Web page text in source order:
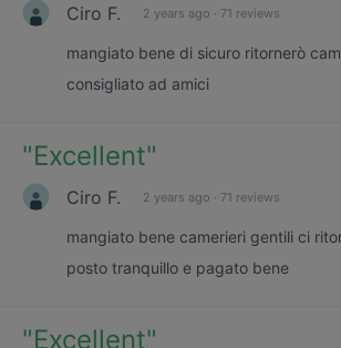
Ciro F. 2 years ago · 71 reviews
mangiato bene di sicuro ritornerò
consigliato ad amici
"Excellent"
Ciro F. 2 years ago · 71 reviews
mangiato bene camerieri gentili ci
posto tranquillo e pagato bene
"Excellent"